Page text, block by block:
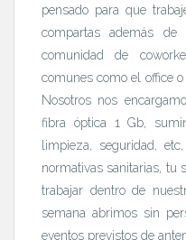
pensado para que
compartas además
comunidad de
comunes como el office
Nosotros nos
fibra óptica 1 Gb,
limpieza, seguridad,
normativas sanitarias, tu
trabajar dentro de
semana abrimos sin
eventos previstos de